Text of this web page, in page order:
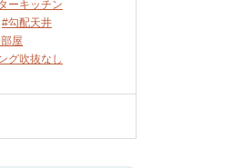
ーキッチン
#勾配天井
屋
グ吹抜なし